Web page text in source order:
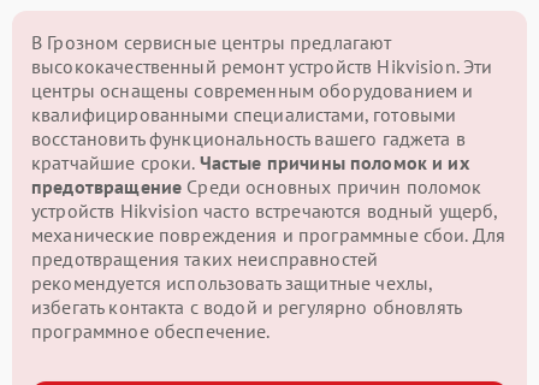
В Грозном сервисные центры предлагают
высококачественный ремонт устройств Hikvision. Эти
центры оснащены современным оборудованием и
квалифицированными специалистами, готовыми
восстановить функциональность вашего гаджета в
кратчайшие сроки. Частые причины поломок и их
предотвращение Среди основных причин поломок
устройств Hikvision часто встречаются водный ущерб,
механические повреждения и программные сбои. Для
предотвращения таких неисправностей
рекомендуется использовать защитные чехлы,
избегать контакта с водой и регулярно обновлять
программное обеспечение.